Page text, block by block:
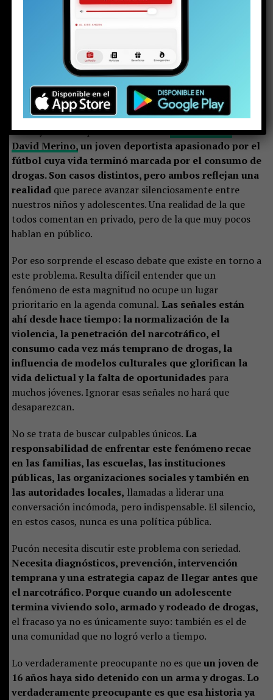
Lo que quedó al descubierto tras el
detención fue mucho más que un delito. Detrás de
ese caso aparecieron el abandono, el desarraigo, la
ausencia de redes de protección y una relación
demasiado temprana con la violencia y las drogas.
lo más inquietante es que cuesta creer que se trate de
una historia aislada.
En mayo del año pasado conocimosla historia de
David Merino,un joven deportista apasionado por el
fútbol cuya vida terminó marcada por el consumo de
drogas. Son casos distintos, pero ambos reflejan una
realidad que parece avanzar silenciosamente entre
nuestros niños y adolescentes. Una realidad de la que
todos comentan en privado, pero de la que muy pocos
hablan en público.
Por eso sorprende el escaso debate que existe en torno a
este problema. Resulta difícil entender que un
fenómeno de esta magnitud no ocupe un lugar
prioritario en la agenda comunal. Las señales están
ahí desde hace tiempo: la normalización de la
violencia, la penetración del narcotráfico, el
consumo cada vez más temprano de drogas, la
influencia de modelos culturales que glorifican la
vida delictual y la falta de oportunidadespara
muchos jóvenes. Ignorar esas señales no hará que
desaparezcan.
No se trata de buscar culpables únicos. La
responsabilidad de enfrentar este fenómeno recae
en las familias, las escuelas, las instituciones
públicas, las organizaciones sociales y también en
las autoridades locales, llamadas a liderar una
conversación incómoda, pero indispensable. El silencio,
en estos casos, nunca es una política pública.
Pucón necesita discutir este problema con seriedad.
Necesita diagnósticos, prevención, intervención
temprana y una estrategia capaz de llegar antes que
el narcotráfico. Porque cuando un adolescente
termina viviendo solo, armado y rodeado de drogas,
el fracaso ya no es únicamente suyo: también es el de
una comunidad que no logró verlo a tiempo.
Lo verdaderamente preocupante no es queun joven de
16 años haya sido detenido con un arma y drogas. Lo
verdaderamente preocupante es que esa historia ya